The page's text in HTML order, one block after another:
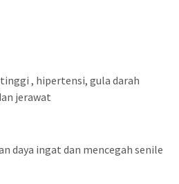
, hipertensi, gula darah
jerawat
daya ingat dan mencegah senile